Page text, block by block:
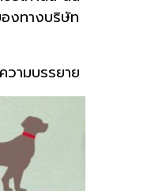
งทางบริษัท
วามบรรยาย